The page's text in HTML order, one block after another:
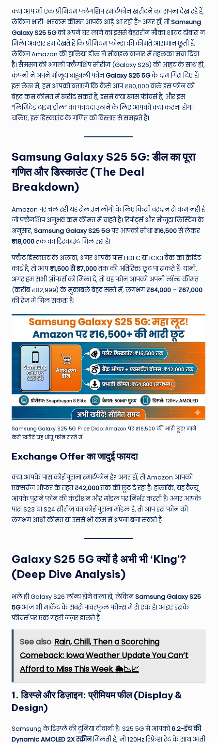
n
d
T
h
e
W
o
क्या आप भी एक प्रीमियम फ्लैगशिप स्मार्टफोन खरीदने का सपना देख रहे हैं,
लेकिन भारी-भरकम कीमत आपके आड़े आ रही है? अगर हाँ, तोSamsung
Galaxy S25 5Gको अपने घर लाने का इससे बेहतरीन मौका शायद दोबारा न
मिले। अक्सर हम देखते हैं कि प्रीमियम फोन्स की कीमतें आसमान छूती हैं,
लेकिन Amazon की हालिया डील ने मोबाइल बाजार में तहलका मचा दिया
है। सैमसंग की अगली फ्लैगशिप सीरीज़ (Galaxy S26) की आहट के साथ ही,
कंपनी ने अपने मौजूदा बाहुबली फोनGalaxy S25 5Gके दाम गिरा दिए हैं।
इस लेख में, हम आपको बताएंगे कि कैसे आप ₹80,000 वाले इस फोन को
बेहद कम कीमत में खरीद सकते हैं, इसमें क्या खास फीचर्स हैं, और इस
“लिमिटेड टाइम डील” का फायदा उठाने के लिए आपको क्या करना होगा।
चलिए, इस डिस्काउंट के गणित को विस्तार से समझते हैं।
Samsung Galaxy S25 5G: डील का पूरा
गणित और डिस्काउंट (The Deal
Breakdown)
Amazon पर चल रही यह सेल उन लोगों के लिए किसी वरदान से कम नहीं है
जो फ्लैगशिप अनुभव कम कीमत में चाहते हैं। रिपोर्ट्स और मौजूदा लिस्टिंग के
अनुसार, Samsung Galaxy S25 5Gपर आपको सीधा₹16,500से लेकर
₹18,000तक का डिस्काउंट मिल रहा है।
फ्लैट डिस्काउंट के अलावा, अगर आपके पास HDFC या ICICI बैंक का क्रेडिट
कार्ड है, तो आप₹1,500 से ₹7,000तक की अतिरिक्त छूट पा सकते हैं। यानी,
अगर हम सभी ऑफर्स को मिला दें, तो यह फोन आपको अपनी लॉन्च कीमत
(करीब ₹82,999) के मुकाबले बेहद सस्ते में, लगभग₹64,000 – ₹67,000
की रेंज में मिल सकता है।
Samsung Galaxy S25 5G Price Drop: Amazon पर ₹16,500 की भारी छूट! जानें
कैसे खरीदें यह धांसू फोन सस्ते में
Exchange Offer का जादुई फायदा
क्या आपके पास कोई पुराना स्मार्टफोन है? अगर हाँ, तो Amazon आपको
एक्सचेंज ऑफर के तहत₹42,000तक की छूट दे रहा है। हालांकि, यह वैल्यू
आपके पुराने फोन की कंडीशन और मॉडल पर निर्भर करती है। अगर आपके
पास S23 या S24 सीरीज का कोई पुराना मॉडल है, तो आप इस फोन को
लगभग आधी कीमत या उससे भी कम में अपना बना सकते हैं।
Galaxy S25 5G क्यों है अभी भी ‘King’?
(Deep Dive Analysis)
भले ही Galaxy S26 लॉन्च होने वाला हो, लेकिनSamsung Galaxy S25
5Gआज भी मार्केट के सबसे पावरफुल फोन्स में से एक है। आइए इसके
फीचर्स पर एक गहरी नज़र डालते हैं।
See also Rain, Chill, Then a Scorching
Comeback: Iowa Weather Update You Can’t
Afford to Miss This Week 🌦️📉📈
1. डिस्प्ले और डिज़ाइन: प्रीमियम फील (Display &
Design)
Samsung के डिस्प्ले की दुनिया दीवानी है। S25 5G में आपको6.2-इंच की
Dynamic AMOLED 2X स्क्रीनमिलती है, जो 120Hz रिफ्रेश रेट के साथ आती